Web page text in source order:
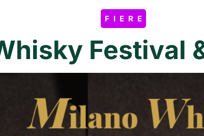
FIERE
Festival